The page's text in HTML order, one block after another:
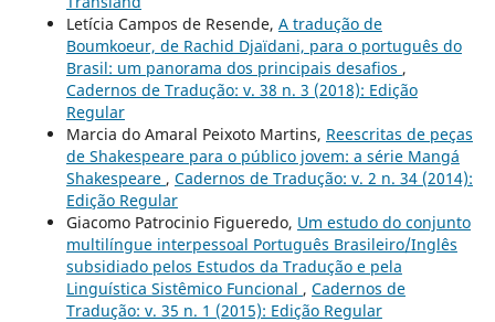
Letícia Campos de Resende, A tradução de
Boumkoeur, de Rachid Djaïdani, para o português do
Brasil: um panorama dos principais desafios ,
Cadernos de Tradução: v. 38 n. 3 (2018): Edição
Regular
Marcia do Amaral Peixoto Martins, Reescritas de peças
de Shakespeare para o público jovem: a série Mangá
Shakespeare , Cadernos de Tradução: v. 2 n. 34 (2014):
Edição Regular
Giacomo Patrocinio Figueredo, Um estudo do conjunto
multilíngue interpessoal Português Brasileiro/Inglês
subsidiado pelos Estudos da Tradução e pela
Linguística Sistêmico Funcional , Cadernos de
Tradução: v. 35 n. 1 (2015): Edição Regular